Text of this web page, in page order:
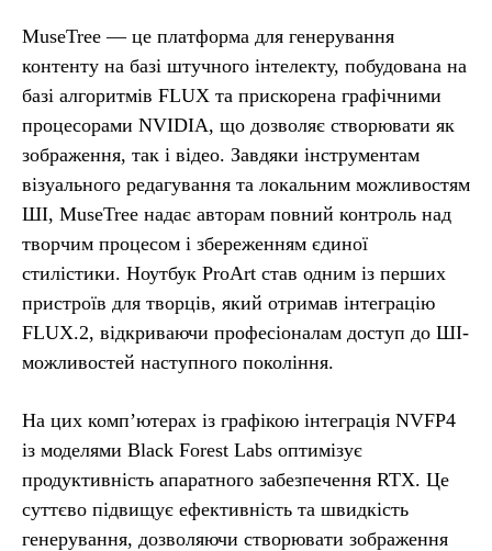
MuseTree — це платформа для генерування
контенту на базі штучного інтелекту, побудована на
базі алгоритмів FLUX та прискорена графічними
процесорами NVIDIA, що дозволяє створювати як
зображення, так і відео. Завдяки інструментам
візуального редагування та локальним можливостям
ШІ, MuseTree надає авторам повний контроль над
творчим процесом і збереженням єдиної
стилістики. Ноутбук ProArt став одним із перших
пристроїв для творців, який отримав інтеграцію
FLUX.2, відкриваючи професіоналам доступ до ШІ-
можливостей наступного покоління.
На цих комп’ютерах із графікою інтеграція NVFP4
із моделями Black Forest Labs оптимізує
продуктивність апаратного забезпечення RTX. Це
суттєво підвищує ефективність та швидкість
генерування, дозволяючи створювати зображення